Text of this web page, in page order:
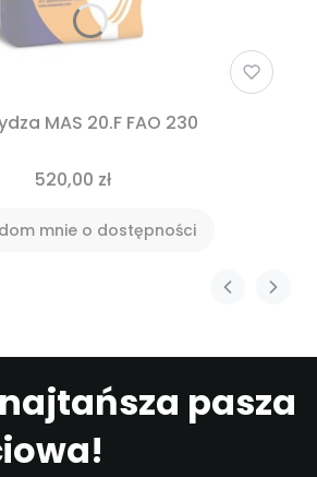
MAS 20.F FAO 230
520,00 zł
mnie o dostępności
pasza